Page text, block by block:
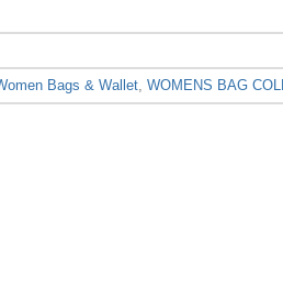
Bags & Wallet ,WOMENS BAG